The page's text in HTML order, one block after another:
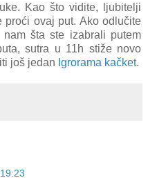
Kao što vidite, ljubitelji
proći ovaj put. Ako odlučite
šta ste izabrali putem
sutra u 11h stiže novo
još jedan Igrorama kačket.